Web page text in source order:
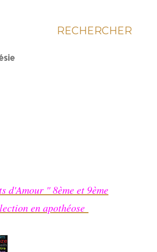
RECHERCHER
d'Amour " 8ème et 9ème
en apothéose